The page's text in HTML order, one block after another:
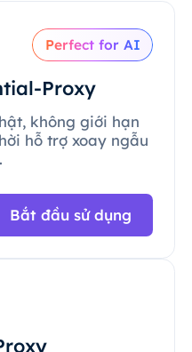
Perfect for AI
Proxy
không giới hạn
hỗ trợ xoay ngẫu
Bắt đầu sử dụng